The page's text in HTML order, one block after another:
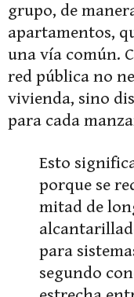
grupo, de
apartamentos,
una vía común.
red pública no
vivienda, sino
para cada
Esto
porque se
mitad de
para
segundo